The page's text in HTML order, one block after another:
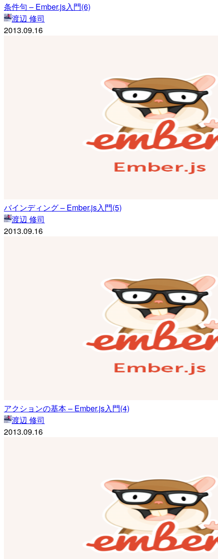
条件句 – Ember.js入門(6)
渡辺 修司
2013.09.16
バインディング – Ember.js入門(5)
渡辺 修司
2013.09.16
アクションの基本 – Ember.js入門(4)
渡辺 修司
2013.09.16